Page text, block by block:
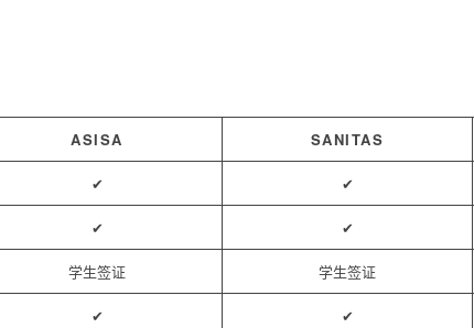
ASISA SANITAS
✔ ✔
✔ ✔
学生签证 学生签证
✔ ✔